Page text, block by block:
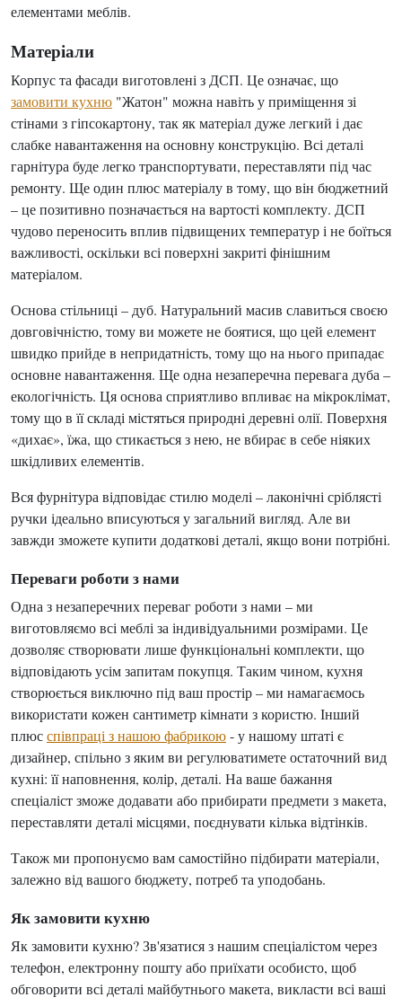
елементами меблів.
Матеріали
Корпус та фасади виготовлені з ДСП. Це означає, що
замовити кухню "Жатон" можна навіть у приміщення зі
стінами з гіпсокартону, так як матеріал дуже легкий і дає
слабке навантаження на основну конструкцію. Всі деталі
гарнітура буде легко транспортувати, переставляти під час
ремонту. Ще один плюс матеріалу в тому, що він бюджетний
– це позитивно позначається на вартості комплекту. ДСП
чудово переносить вплив підвищених температур і не боїться
важливості, оскільки всі поверхні закриті фінішним
матеріалом.
Основа стільниці – дуб. Натуральний масив славиться своєю
довговічністю, тому ви можете не боятися, що цей елемент
швидко прийде в непридатність, тому що на нього припадає
основне навантаження. Ще одна незаперечна перевага дуба –
екологічність. Ця основа сприятливо впливає на мікроклімат,
тому що в її складі містяться природні деревні олії. Поверхня
«дихає», їжа, що стикається з нею, не вбирає в себе ніяких
шкідливих елементів.
Вся фурнітура відповідає стилю моделі – лаконічні сріблясті
ручки ідеально вписуються у загальний вигляд. Але ви
завжди зможете купити додаткові деталі, якщо вони потрібні.
Переваги роботи з нами
Одна з незаперечних переваг роботи з нами – ми
виготовляємо всі меблі за індивідуальними розмірами. Це
дозволяє створювати лише функціональні комплекти, що
відповідають усім запитам покупця. Таким чином, кухня
створюється виключно під ваш простір – ми намагаємось
використати кожен сантиметр кімнати з користю. Інший
плюсспівпраці з нашою фабрикою- у нашому штаті є
дизайнер, спільно з яким ви регулюватимете остаточний вид
кухні: її наповнення, колір, деталі. На ваше бажання
спеціаліст зможе додавати або прибирати предмети з макета,
переставляти деталі місцями, поєднувати кілька відтінків.
Також ми пропонуємо вам самостійно підбирати матеріали,
залежно від вашого бюджету, потреб та уподобань.
Як замовити кухню
Як замовити кухню? Зв'язатися з нашим спеціалістом через
телефон, електронну пошту або приїхати особисто, щоб
обговорити всі деталі майбутнього макета, викласти всі ваші